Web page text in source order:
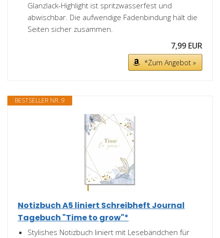
Glanzlack-Highlight ist spritzwasserfest und
abwischbar. Die aufwendige Fadenbindung hält die
Seiten sicher zusammen.
7,99 EUR
*Zum Angebot »
BESTSELLER NR. 9
Notizbuch A5 liniert Schreibheft Journal
Tagebuch "Time to grow"*
Stylishes Notizbuch liniert mit Lesebändchen für